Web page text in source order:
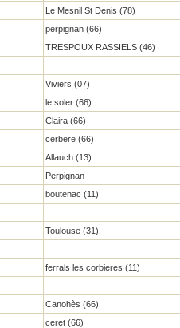
Le Mesnil St Denis (78)
perpignan (66)
TRESPOUX RASSIELS (46)
Viviers (07)
le soler (66)
Claira (66)
cerbere (66)
Allauch (13)
Perpignan
boutenac (11)
Toulouse (31)
ferrals les corbieres (11)
Canohès (66)
ceret (66)